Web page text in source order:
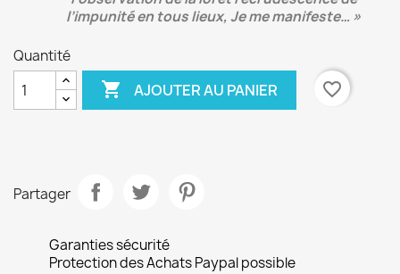
l’impunité en tous lieux, Je me manifeste… »
Quantité
 AJOUTER AU PANIER favorite_border
Partager
Garanties sécurité
Protection des Achats Paypal possible